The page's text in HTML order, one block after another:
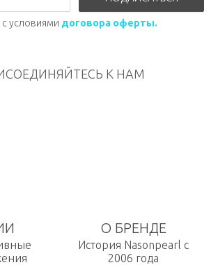
условиями договора оферты.
К НАМ
О БРЕНДЕ
История Nasonpearl с
2006 года